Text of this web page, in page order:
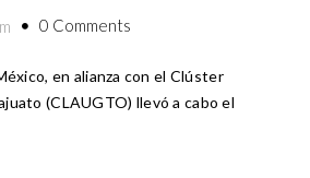
0 Comments
en alianza con el Clúster
(CLAUGTO) llevó a cabo el